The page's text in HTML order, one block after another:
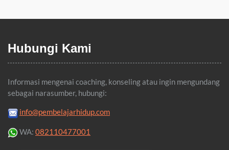
Hubungi Kami
Informasi mengenai coaching, konseling atau ingin mengundang
sebagai narasumber, hubungi:
info@pembelajarhidup.com
WA: 082110477001